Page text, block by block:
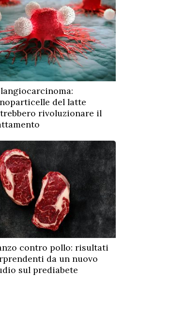
del latte
rivoluzionare il
contro pollo: risultati
da un nuovo
sul prediabete